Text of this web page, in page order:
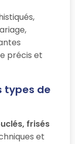
précis et
types de
frisés
et